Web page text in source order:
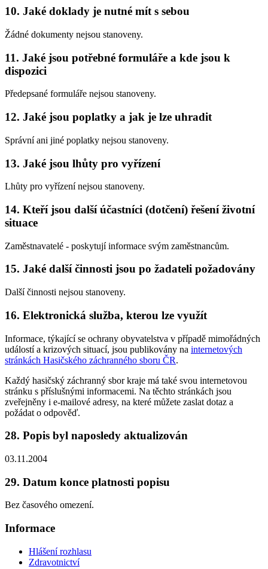
10. Jaké doklady je nutné mít s sebou
Žádné dokumenty nejsou stanoveny.
11. Jaké jsou potřebné formuláře a kde jsou k
dispozici
Předepsané formuláře nejsou stanoveny.
12. Jaké jsou poplatky a jak je lze uhradit
Správní ani jiné poplatky nejsou stanoveny.
13. Jaké jsou lhůty pro vyřízení
Lhůty pro vyřízení nejsou stanoveny.
14. Kteří jsou další účastníci (dotčení) řešení životní
situace
Zaměstnavatelé - poskytují informace svým zaměstnancům.
15. Jaké další činnosti jsou po žadateli požadovány
Další činnosti nejsou stanoveny.
16. Elektronická služba, kterou lze využít
Informace, týkající se ochrany obyvatelstva v případě mimořádných
událostí a krizových situací, jsou publikovány na internetových
stránkách Hasičského záchranného sboru ČR.
Každý hasičský záchranný sbor kraje má také svou internetovou
stránku s příslušnými informacemi. Na těchto stránkách jsou
zveřejněny i e-mailové adresy, na které můžete zaslat dotaz a
požádat o odpověď.
28. Popis byl naposledy aktualizován
03.11.2004
29. Datum konce platnosti popisu
Bez časového omezení.
Informace
Hlášení rozhlasu
Zdravotnictví